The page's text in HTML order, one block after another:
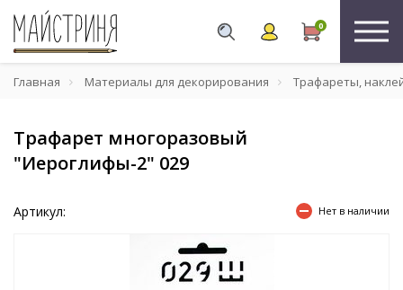
0
Главная Материалы для декорирования Трафареты,
Трафарет многоразовый
"Иероглифы-2" 029
Артикул: Нет в наличии